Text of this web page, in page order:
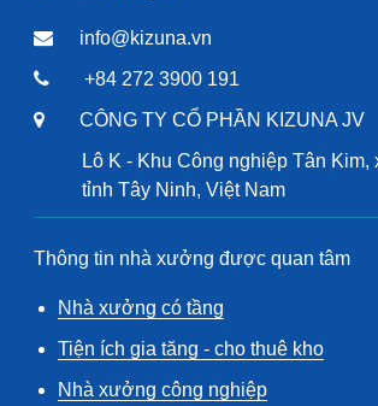
info@kizuna.vn
+84 272 3900 191
CÔNG TY CỔ PHẦN KIZUNA JV
Lô K - Khu Công nghiệp Tân Kim,
tỉnh Tây Ninh, Việt Nam
Thông tin nhà xưởng được quan tâm
Nhà xưởng có tầng
Tiện ích gia tăng - cho thuê kho
Nhà xưởng công nghiệp